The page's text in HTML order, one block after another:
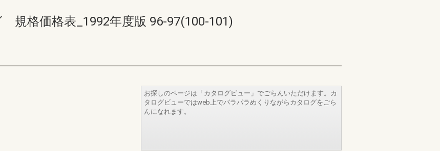
格価格表_1992年度版 96-97(100-101)
お探しのページは「カタログビュー」でごらんいただけます。カ
タログビューではweb上でパラパラめくりながらカタログをごら
んになれます。